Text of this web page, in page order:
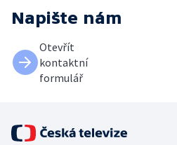
Napište nám
Otevřít
kontaktní
formulář